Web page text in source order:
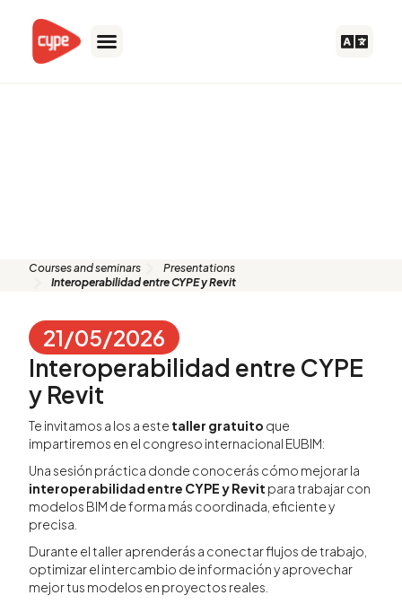
content
Courses and seminars
Presentations
Interoperabilidad entre CYPE y Revit
21/05/2026
Interoperabilidad entre CYPE
y Revit
Te invitamos a los a este taller gratuito que
impartiremos en el congreso internacional EUBIM:
Una sesión práctica donde conocerás cómo mejorar la
interoperabilidad entre CYPE y Revit para trabajar con
modelos BIM de forma más coordinada, eficiente y
precisa.
Durante el taller aprenderás a conectar flujos de trabajo,
optimizar el intercambio de información y aprovechar
mejor tus modelos en proyectos reales.